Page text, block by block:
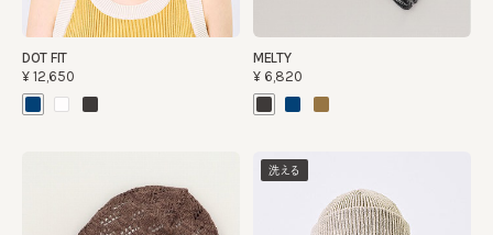
DOT FIT
¥12,650
MELTY
¥6,820
洗える